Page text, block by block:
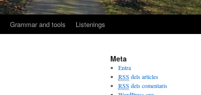
Grammar and tools Listenings
Meta
Entra
RSS dels articles
RSS dels comentaris